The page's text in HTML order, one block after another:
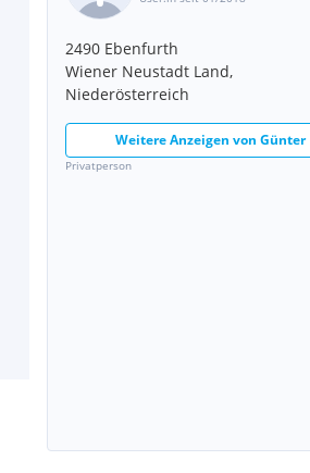
2490 Ebenfurth
Wiener Neustadt Land,
Niederösterreich
Weitere Anzeigen von Günter
Privatperson